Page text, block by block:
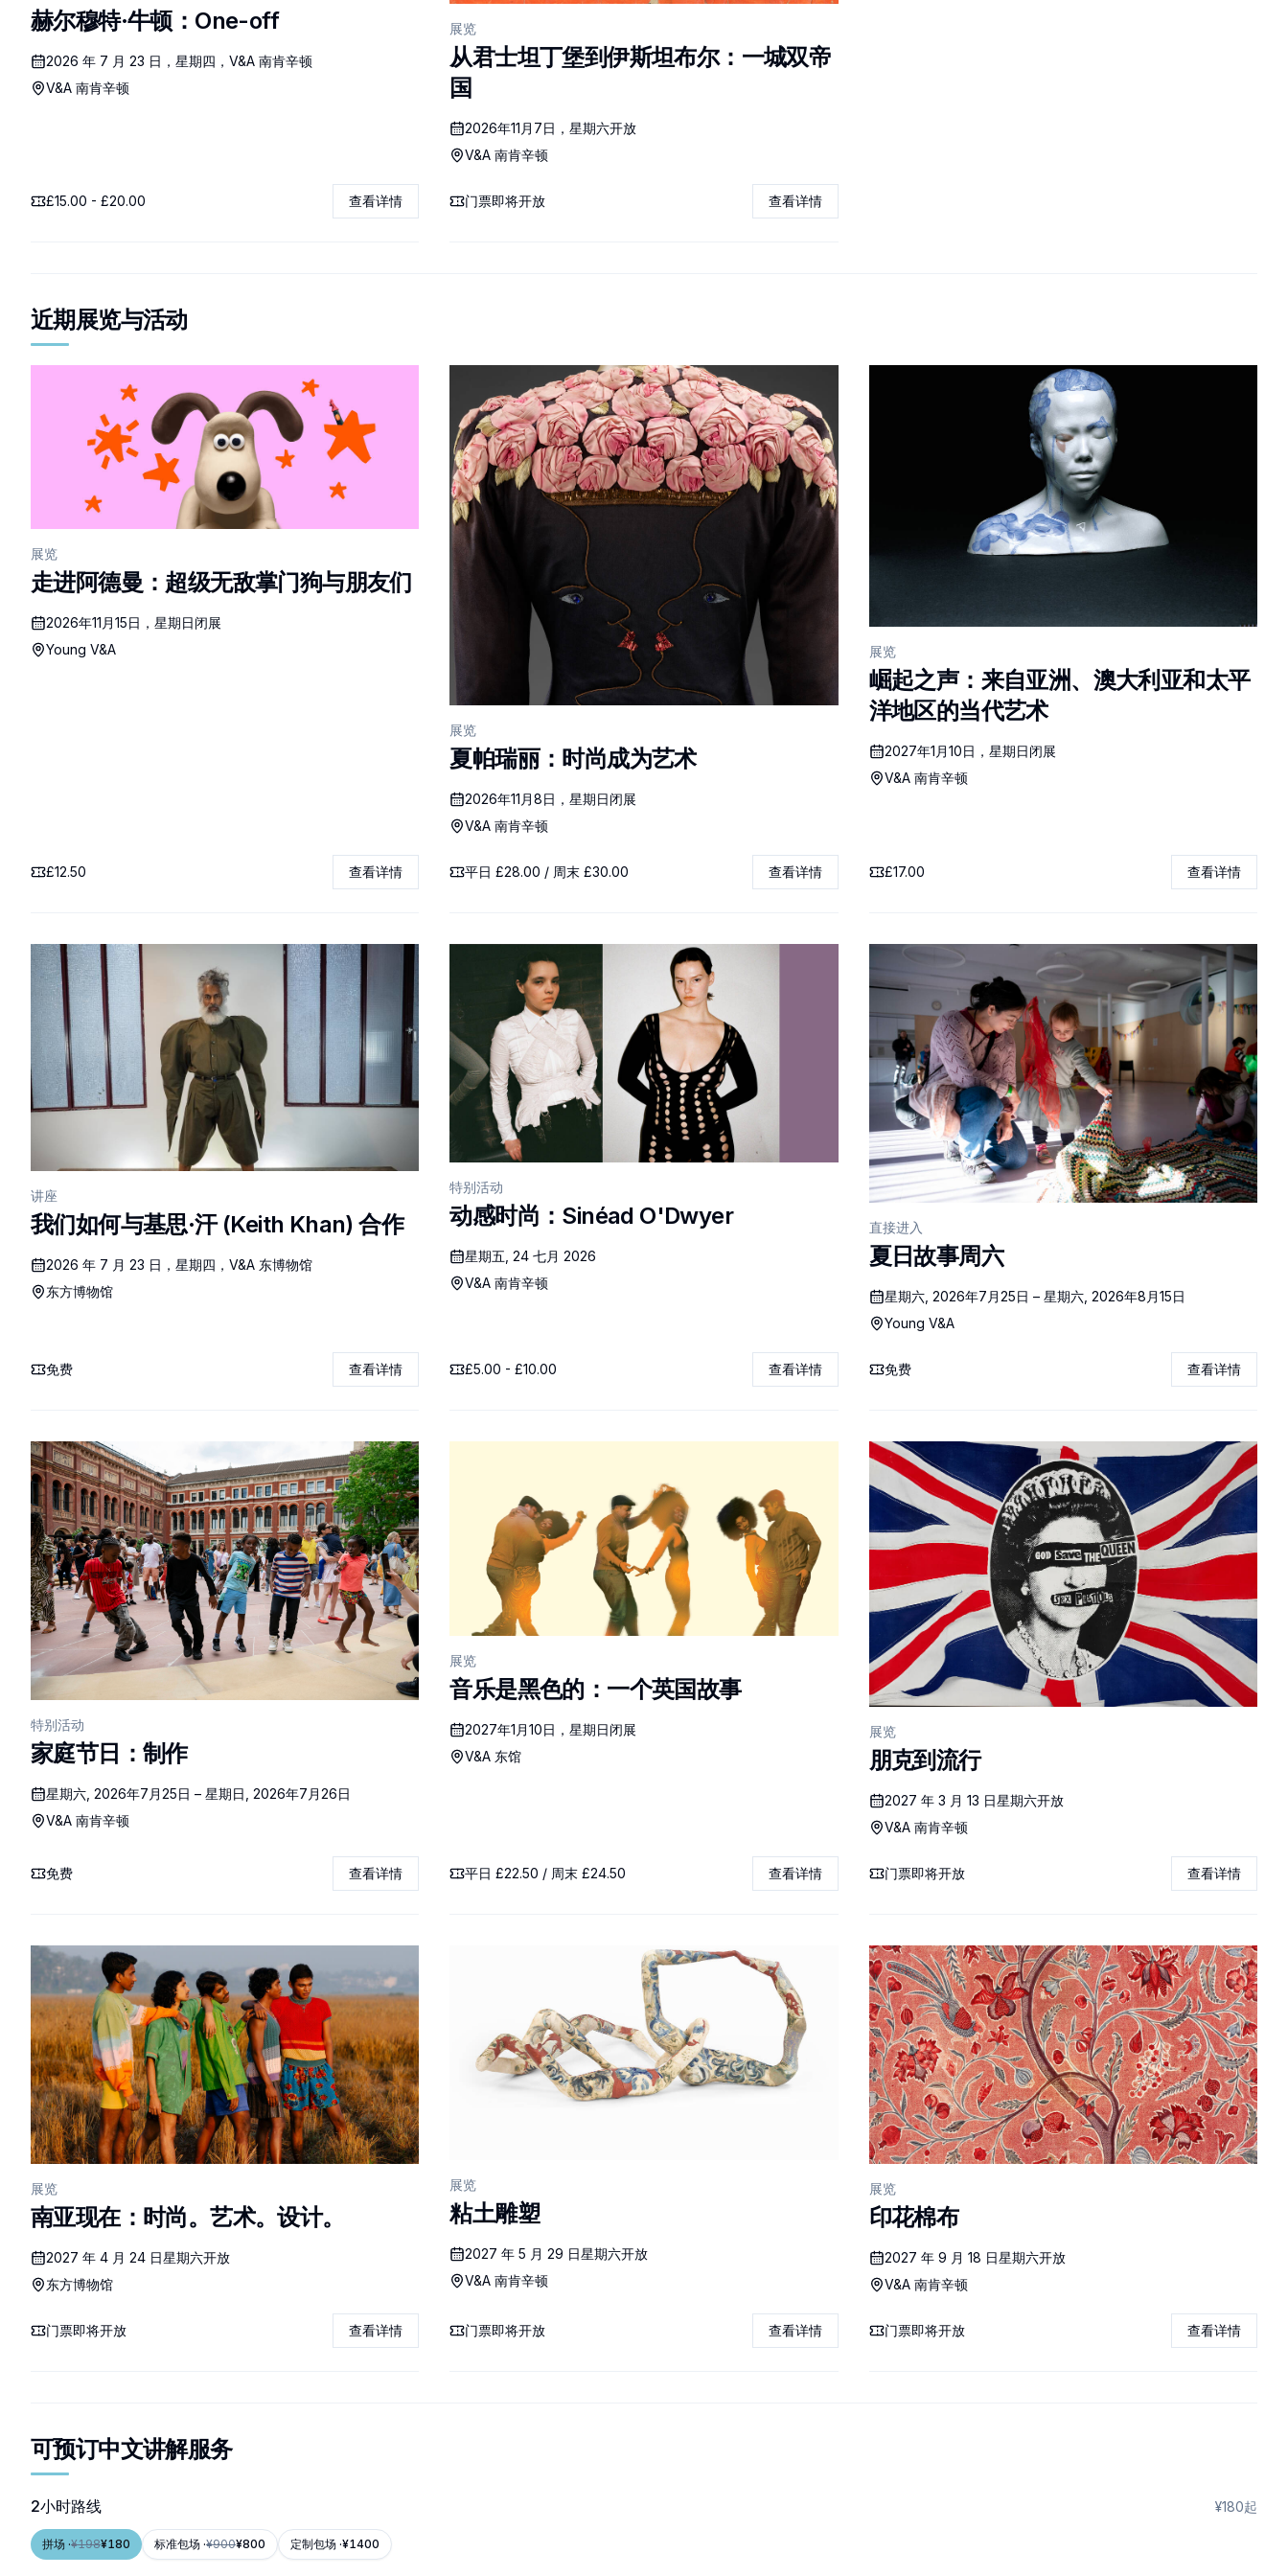
赫尔穆特·牛顿：One-off
2026 年 7 月 23 日，星期四，V&A 南肯辛顿
V&A 南肯辛顿
£15.00 - £20.00 查看详情
展览
从君士坦丁堡到伊斯坦布尔：一城双帝
国
2026年11月7日，星期六开放
V&A 南肯辛顿
门票即将开放 查看详情
近期展览与活动
展览
走进阿德曼：超级无敌掌门狗与朋友们
2026年11月15日，星期日闭展
Young V&A
£12.50 查看详情
展览
夏帕瑞丽：时尚成为艺术
2026年11月8日，星期日闭展
V&A 南肯辛顿
平日 £28.00 / 周末 £30.00 查看详情
展览
崛起之声：来自亚洲、澳大利亚和太平
洋地区的当代艺术
2027年1月10日，星期日闭展
V&A 南肯辛顿
£17.00 查看详情
讲座
我们如何与基思·汗 (Keith Khan) 合作
2026 年 7 月 23 日，星期四，V&A 东博物馆
东方博物馆
免费 查看详情
特别活动
动感时尚：Sinéad O'Dwyer
星期五, 24 七月 2026
V&A 南肯辛顿
£5.00 - £10.00 查看详情
直接进入
夏日故事周六
星期六, 2026年7月25日 – 星期六, 2026年8月15日
Young V&A
免费 查看详情
特别活动
家庭节日：制作
星期六, 2026年7月25日 – 星期日, 2026年7月26日
V&A 南肯辛顿
免费 查看详情
展览
音乐是黑色的：一个英国故事
2027年1月10日，星期日闭展
V&A 东馆
平日 £22.50 / 周末 £24.50 查看详情
展览
朋克到流行
2027 年 3 月 13 日星期六开放
V&A 南肯辛顿
门票即将开放 查看详情
展览
南亚现在：时尚。艺术。设计。
2027 年 4 月 24 日星期六开放
东方博物馆
门票即将开放 查看详情
展览
粘土雕塑
2027 年 5 月 29 日星期六开放
V&A 南肯辛顿
门票即将开放 查看详情
展览
印花棉布
2027 年 9 月 18 日星期六开放
V&A 南肯辛顿
门票即将开放 查看详情
可预订中文讲解服务
2小时路线 ¥180起
拼场 ·¥198¥180 标准包场 ·¥900¥800 定制包场 ·¥1400